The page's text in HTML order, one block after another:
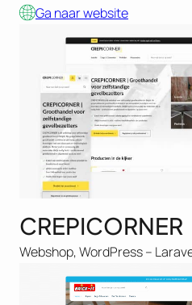
Ga naar website
CREPICORNER
Webshop, WordPress –